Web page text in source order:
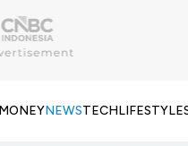
NEWSTECHLIFESTYLE